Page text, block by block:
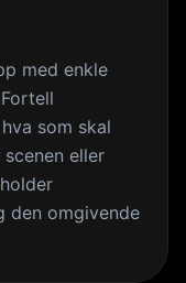
med enkle
som skal
eller
den omgivende